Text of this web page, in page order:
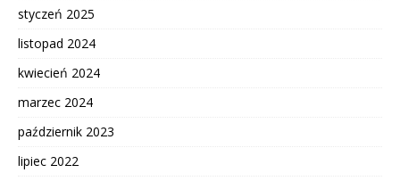
styczeń 2025
listopad 2024
kwiecień 2024
marzec 2024
październik 2023
lipiec 2022